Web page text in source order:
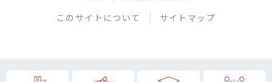
このサイトについて
サイトマップ